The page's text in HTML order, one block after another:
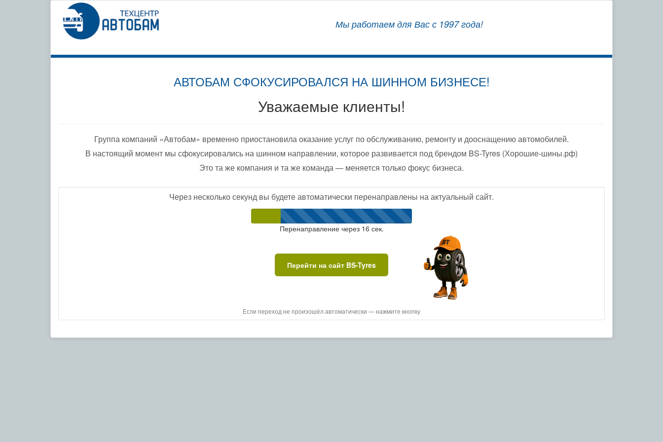
Мы работаем для Вас с 1997 года!
АВТОБАМ СФОКУСИРОВАЛСЯ НА ШИННОМ БИЗНЕСЕ!
Уважаемые клиенты!
Группа компаний «Автобам» временно приостановила оказание услуг по обслуживанию, ремонту и дооснащению автомобилей.
В настоящий момент мы сфокусировались на шинном направлении, которое развивается под брендом BS-Tyres (Хорошие-шины.рф)
Это та же компания и та же команда — меняется только фокус бизнеса.
Через несколько секунд вы будете автоматически перенаправлены на актуальный сайт.
Перенаправление через 16 сек.
Перейти на сайт BS-Tyres
Если переход не произошёл автоматически — нажмите кнопку